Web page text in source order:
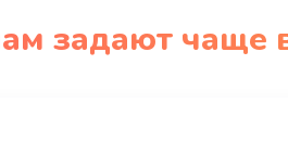
задают чаще